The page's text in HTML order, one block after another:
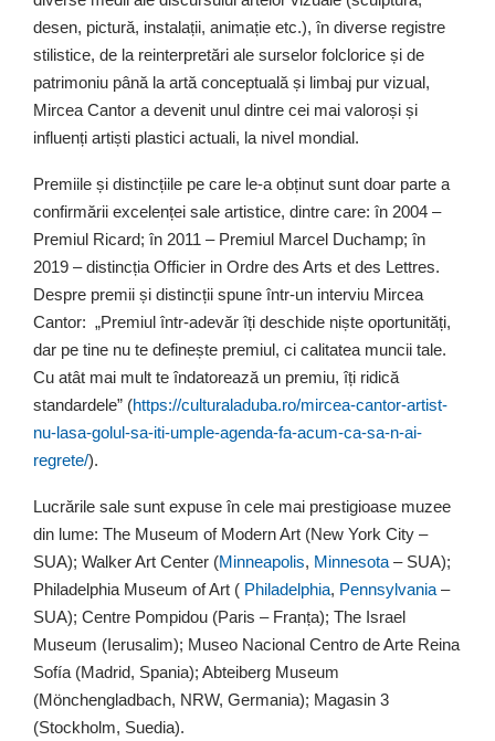
desen, pictură, instalații, animație etc.), în diverse registre
stilistice, de la reinterpretări ale surselor folclorice și de
patrimoniu până la artă conceptuală și limbaj pur vizual,
Mircea Cantor a devenit unul dintre cei mai valoroși și
influenți artiști plastici actuali, la nivel mondial.
Premiile și distincțiile pe care le-a obținut sunt doar parte a
confirmării excelenței sale artistice, dintre care: în 2004 –
Premiul Ricard; în 2011 – Premiul Marcel Duchamp; în
2019 – distincția Officier in Ordre des Arts et des Lettres.
Despre premii și distincții spune într-un interviu Mircea
Cantor: „Premiul într-adevăr îți deschide niște oportunități,
dar pe tine nu te definește premiul, ci calitatea muncii tale.
Cu atât mai mult te îndatorează un premiu, îți ridică
standardele” (https://culturaladuba.ro/mircea-cantor-artist-
nu-lasa-golul-sa-iti-umple-agenda-fa-acum-ca-sa-n-ai-
regrete/).
Lucrările sale sunt expuse în cele mai prestigioase muzee
din lume: The Museum of Modern Art (New York City –
SUA); Walker Art Center (Minneapolis, Minnesota – SUA);
Philadelphia Museum of Art ( Philadelphia, Pennsylvania –
SUA); Centre Pompidou (Paris – Franța); The Israel
Museum (Ierusalim); Museo Nacional Centro de Arte Reina
Sofía (Madrid, Spania); Abteiberg Museum
(Mönchengladbach, NRW, Germania); Magasin 3
(Stockholm, Suedia).